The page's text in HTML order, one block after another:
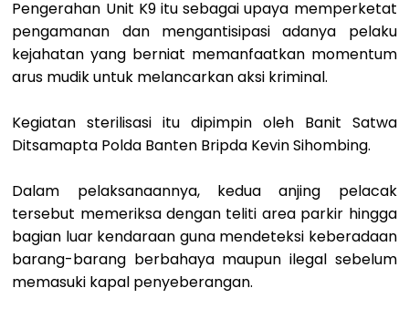
Pengerahan Unit K9 itu sebagai upaya memperketat
pengamanan dan mengantisipasi adanya pelaku
kejahatan yang berniat memanfaatkan momentum
arus mudik untuk melancarkan aksi kriminal.
Kegiatan sterilisasi itu dipimpin oleh Banit Satwa
Ditsamapta Polda Banten Bripda Kevin Sihombing.
Dalam pelaksanaannya, kedua anjing pelacak
tersebut memeriksa dengan teliti area parkir hingga
bagian luar kendaraan guna mendeteksi keberadaan
barang-barang berbahaya maupun ilegal sebelum
memasuki kapal penyeberangan.